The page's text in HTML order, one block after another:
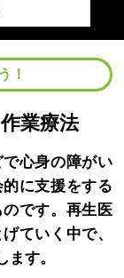
！
業療法
心身の障がい
に支援をする
です。再生医
ていく中で、
す。